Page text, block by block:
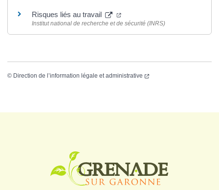
Risques liés au travail
Institut national de recherche et de sécurité (INRS)
© Direction de l’information légale et administrative